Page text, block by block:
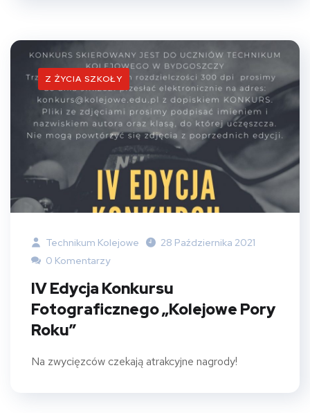
Z ŻYCIA SZKOŁY
Technikum Kolejowe
28 Października 2021
0 Komentarzy
IV Edycja Konkursu
Fotograficznego „Kolejowe Pory
Roku”
Na zwycięzców czekają atrakcyjne nagrody!